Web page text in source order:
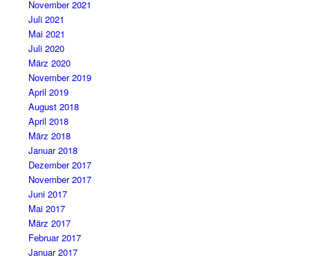
November 2021
Juli 2021
Mai 2021
Juli 2020
März 2020
November 2019
April 2019
August 2018
April 2018
März 2018
Januar 2018
Dezember 2017
November 2017
Juni 2017
Mai 2017
März 2017
Februar 2017
Januar 2017